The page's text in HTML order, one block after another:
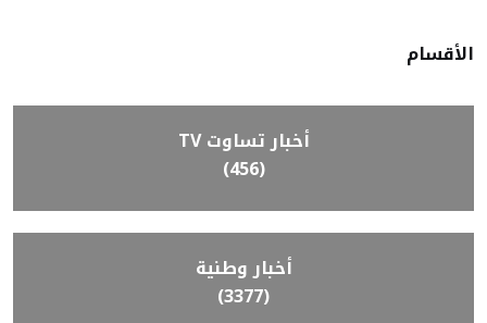
الأقسام
أخبار تساوت TV
(456)
أخبار وطنية
(3377)